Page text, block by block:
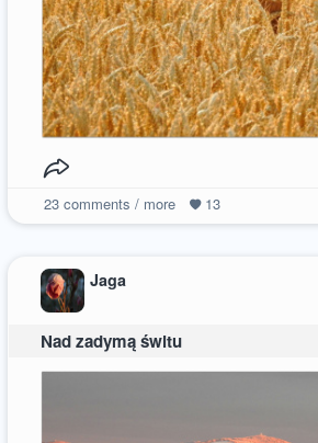
23comments / more 13
Jaga
Nad zadymą świtu